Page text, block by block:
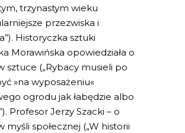
trzynastym wieku
przezwiska i
Historyczka sztuki
Morawińska opowiedziała o
sztuce („Rybacy musieli po
»na wyposażeniu«
ogrodu jak łabędzie albo
Profesor Jerzy Szacki – o
myśli społecznej („W historii